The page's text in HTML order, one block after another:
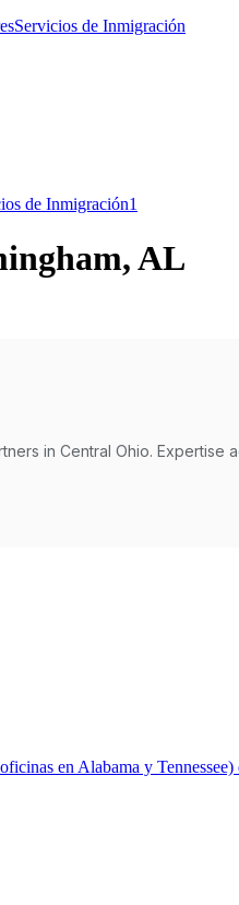
Servicios de Inmigración
de Inmigración1
AL
en Alabama y